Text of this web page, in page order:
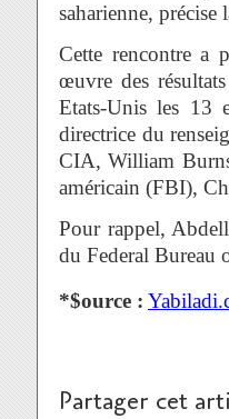
saharienne, précise
Cette rencontre a
œuvre des
Etats-Unis les 13
directrice du
CIA, William
américain (FBI),
Pour rappel,
du Federal Bureau
*$ource :
Partager cet